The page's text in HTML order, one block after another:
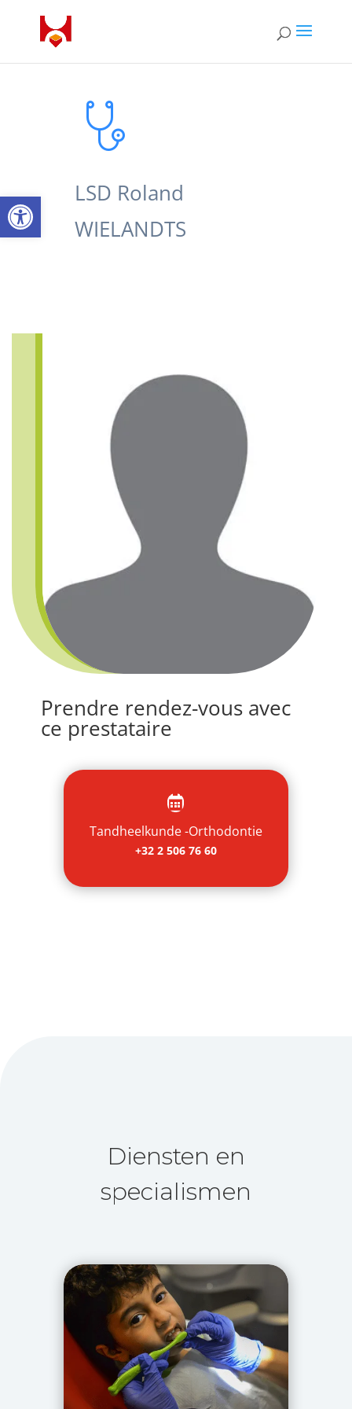
Open toolbarLSD Roland
WIELANDTS
Prendre rendez-vous avec
ce prestataire

Tandheelkunde -Orthodontie
+32 2 506 76 60
Diensten en
specialismen